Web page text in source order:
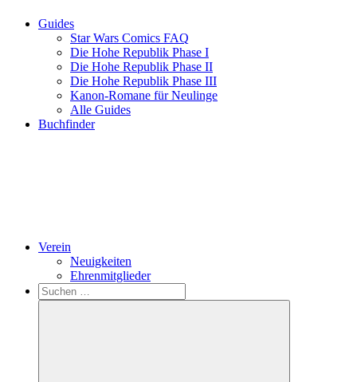
Guides
Star Wars Comics FAQ
Die Hohe Republik Phase I
Die Hohe Republik Phase II
Die Hohe Republik Phase III
Kanon-Romane für Neulinge
Alle Guides
Buchfinder
Verein
Neuigkeiten
Ehrenmitglieder
Search
Suchen
nach: